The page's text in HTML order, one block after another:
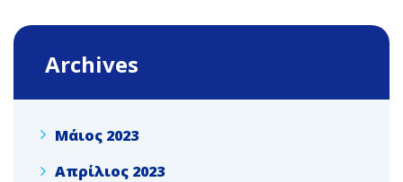
Archives
Μάιος 2023
Απρίλιος 2023